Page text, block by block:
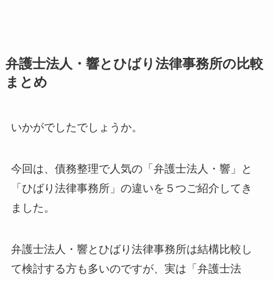
弁護士法人・響とひばり法律事務所の比較
まとめ
いかがでしたでしょうか。
今回は、債務整理で人気の「弁護士法人・響」と
「ひばり法律事務所」の違いを５つご紹介してき
ました。
弁護士法人・響とひばり法律事務所は結構比較し
て検討する方も多いのですが、実は「弁護士法